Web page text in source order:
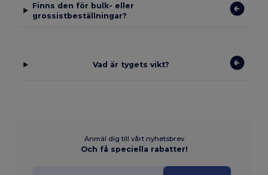
Finns den för bulk- eller
grossistbeställningar?
Vad är tygets vikt?
Anmäl dig till vårt nyhetsbrev
Och få speciella rabatter!